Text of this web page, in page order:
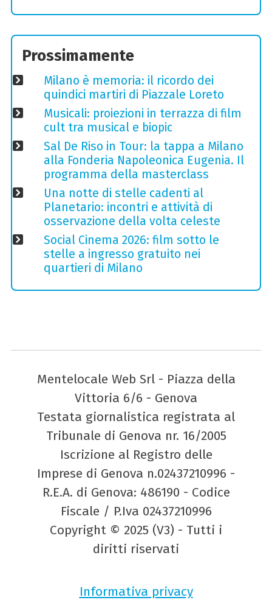
Prossimamente
Milano è memoria: il ricordo dei
quindici martiri di Piazzale Loreto
Musicali: proiezioni in terrazza di film
cult tra musical e biopic
Sal De Riso in Tour: la tappa a Milano
alla Fonderia Napoleonica Eugenia. Il
programma della masterclass
Una notte di stelle cadenti al
Planetario: incontri e attività di
osservazione della volta celeste
Social Cinema 2026: film sotto le
stelle a ingresso gratuito nei
quartieri di Milano
Mentelocale Web Srl - Piazza della
Vittoria 6/6 - Genova
Testata giornalistica registrata al
Tribunale di Genova nr. 16/2005
Iscrizione al Registro delle
Imprese di Genova n.02437210996 -
R.E.A. di Genova: 486190 - Codice
Fiscale / P.Iva 02437210996
Copyright © 2025 (V3) - Tutti i
diritti riservati
Informativa privacy